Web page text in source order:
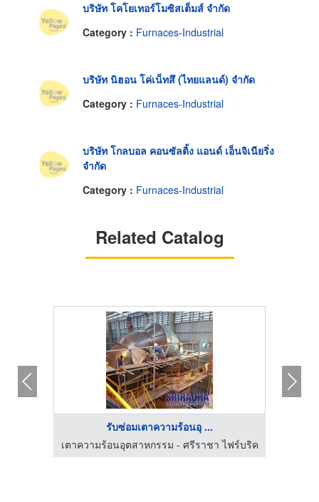
บริษัท โคโยเทอร์โมซิสเต็มส์ จำกัด
Category : Furnaces-Industrial
บริษัท นิฮอน โค่เน็ทสึ (ไทยแลนด์) จำกัด
Category : Furnaces-Industrial
บริษัท โกลบอล คอนซัลติ้ง แอนด์ เอ็นจิเนียริ่ง
จำกัด
Category : Furnaces-Industrial
Related Catalog
รับซ่อมเตาความร้อนอุ ...
เตาความร้อนอุตสาหกรรม - ศรีราชา ไฟร์บริค